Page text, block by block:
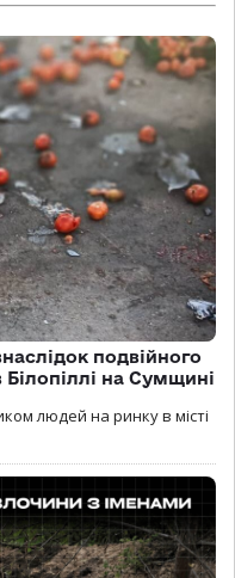
подвійного
на Сумщині
людей на ринку в місті